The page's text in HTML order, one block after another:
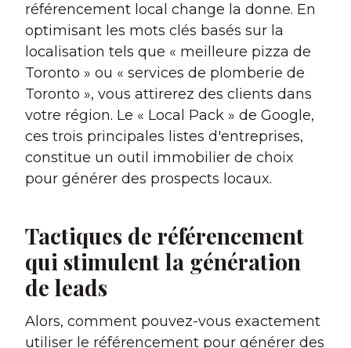
référencement local change la donne. En
optimisant les mots clés basés sur la
localisation tels que « meilleure pizza de
Toronto » ou « services de plomberie de
Toronto », vous attirerez des clients dans
votre région. Le « Local Pack » de Google,
ces trois principales listes d'entreprises,
constitue un outil immobilier de choix
pour générer des prospects locaux.
Tactiques de référencement
qui stimulent la génération
de leads
Alors, comment pouvez-vous exactement
utiliser le référencement pour générer des